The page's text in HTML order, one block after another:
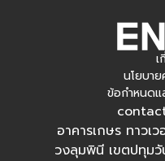
เ
นโยบา
ข้อกำหนดแ
อาคารเกษร ทาวเ
วงลุมพินี เขตปทุม